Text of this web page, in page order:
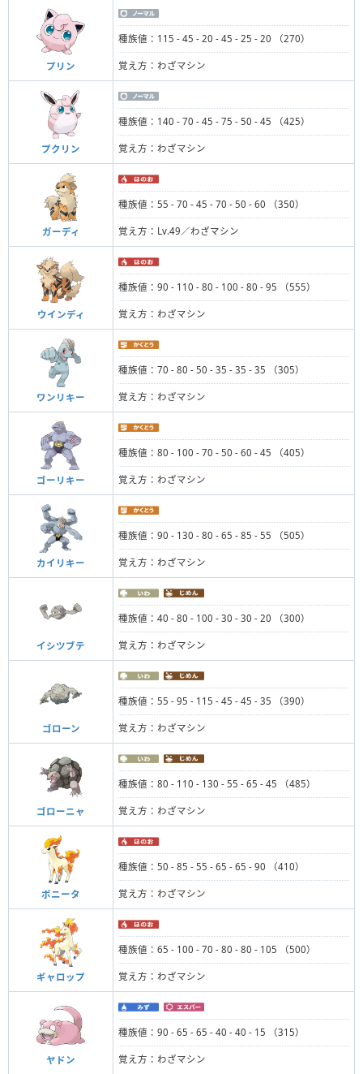
プリン
種族値：115 - 45 - 20 - 45 - 25 - 20 （270）
覚え方：わざマシン
プクリン
種族値：140 - 70 - 45 - 75 - 50 - 45 （425）
覚え方：わざマシン
ガーディ
種族値：55 - 70 - 45 - 70 - 50 - 60 （350）
覚え方：Lv.49／わざマシン
ウインディ
種族値：90 - 110 - 80 - 100 - 80 - 95 （555）
覚え方：わざマシン
ワンリキー
種族値：70 - 80 - 50 - 35 - 35 - 35 （305）
覚え方：わざマシン
ゴーリキー
種族値：80 - 100 - 70 - 50 - 60 - 45 （405）
覚え方：わざマシン
カイリキー
種族値：90 - 130 - 80 - 65 - 85 - 55 （505）
覚え方：わざマシン
イシツブテ
種族値：40 - 80 - 100 - 30 - 30 - 20 （300）
覚え方：わざマシン
ゴローン
種族値：55 - 95 - 115 - 45 - 45 - 35 （390）
覚え方：わざマシン
ゴローニャ
種族値：80 - 110 - 130 - 55 - 65 - 45 （485）
覚え方：わざマシン
ポニータ
種族値：50 - 85 - 55 - 65 - 65 - 90 （410）
覚え方：わざマシン
ギャロップ
種族値：65 - 100 - 70 - 80 - 80 - 105 （500）
覚え方：わざマシン
ヤドン
種族値：90 - 65 - 65 - 40 - 40 - 15 （315）
覚え方：わざマシン